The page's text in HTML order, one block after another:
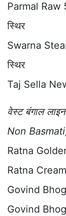
Parmal Raw
स्थिर
Swarna
स्थिर
Taj Sella
वेस्ट बंगाल
Non
Ratna
Ratna
Govind
Govind